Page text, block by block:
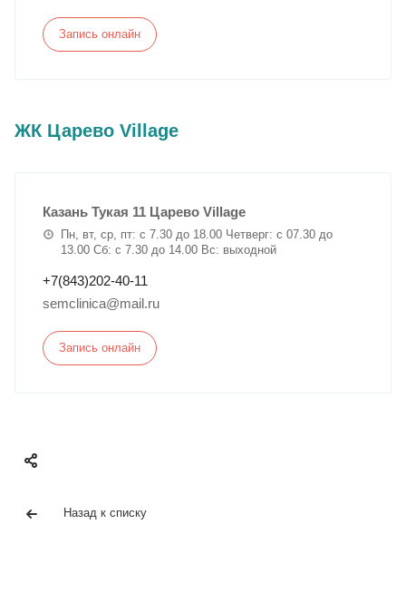
Запись онлайн
ЖК Царево Village
Казань Тукая 11 Царево Village
Пн, вт, ср, пт: с 7.30 до 18.00 Четверг: с 07.30 до
13.00 Сб: с 7.30 до 14.00 Вс: выходной
+7(843)202-40-11
semclinica@mail.ru
Запись онлайн
Назад к списку